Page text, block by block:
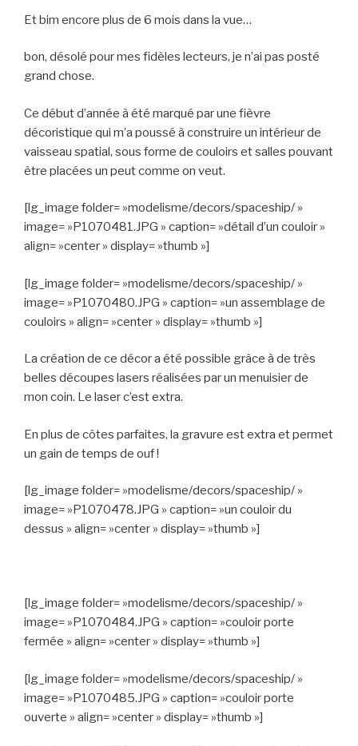
Et bim encore plus de 6 mois dans la vue…
bon, désolé pour mes fidèles lecteurs, je n’ai pas posté
grand chose.
Ce début d’année à été marqué par une fièvre
décoristique qui m’a poussé à construire un intérieur de
vaisseau spatial, sous forme de couloirs et salles pouvant
être placées un peut comme on veut.
[lg_image folder= »modelisme/decors/spaceship/ »
image= »P1070481.JPG » caption= »détail d’un couloir »
align= »center » display= »thumb »]
[lg_image folder= »modelisme/decors/spaceship/ »
image= »P1070480.JPG » caption= »un assemblage de
couloirs » align= »center » display= »thumb »]
La création de ce décor a été possible grâce à de très
belles découpes lasers réalisées par un menuisier de
mon coin. Le laser c’est extra.
En plus de côtes parfaites, la gravure est extra et permet
un gain de temps de ouf !
[lg_image folder= »modelisme/decors/spaceship/ »
image= »P1070478.JPG » caption= »un couloir du
dessus » align= »center » display= »thumb »]
[lg_image folder= »modelisme/decors/spaceship/ »
image= »P1070484.JPG » caption= »couloir porte
fermée » align= »center » display= »thumb »]
[lg_image folder= »modelisme/decors/spaceship/ »
image= »P1070485.JPG » caption= »couloir porte
ouverte » align= »center » display= »thumb »]